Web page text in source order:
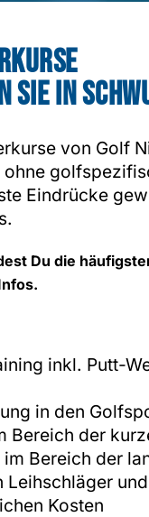
Sie in
von Golf
ohne
Eindrücke
Du die
inkl. Putt-
in den
Bereich der
Bereich der
Leihschläger
Kosten